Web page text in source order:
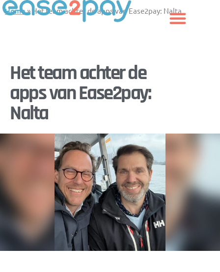
Skip
to
Home» Het team achter de apps van Ease2pay: Nalta
Het team achter de
apps van Ease2pay:
Nalta